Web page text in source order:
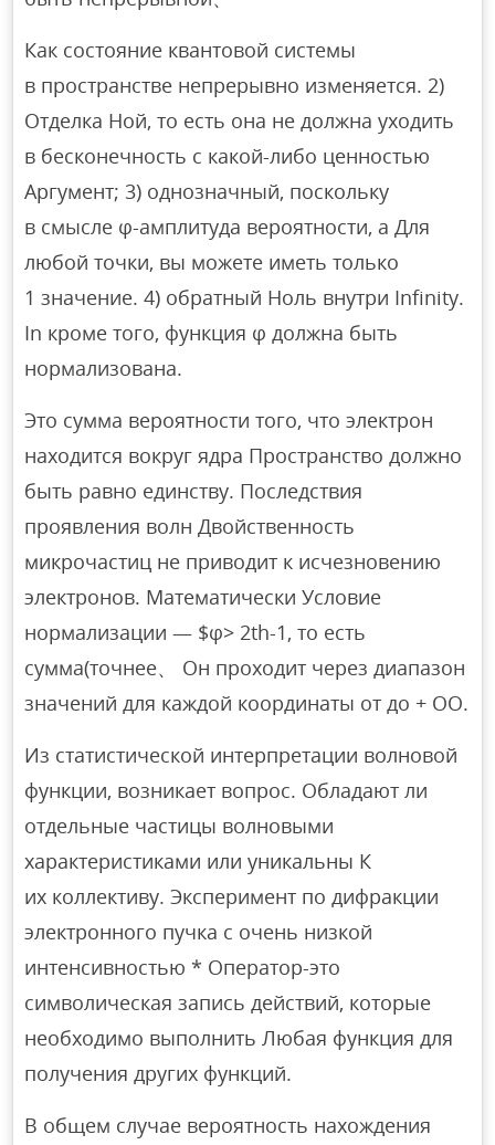
Как состояние квантовой системы
в пространстве непрерывно изменяется. 2)
Отделка Ной, то есть она не должна уходить
в бесконечность с какой-либо ценностью
Аргумент; 3) однозначный, поскольку
в смысле φ-амплитуда вероятности, а Для
любой точки, вы можете иметь только
1 значение. 4) обратный Ноль внутри Infinity.
In кроме того, функция φ должна быть
нормализована.
Это сумма вероятности того, что электрон
находится вокруг ядра Пространство должно
быть равно единству. Последствия
проявления волн Двойственность
микрочастиц не приводит к исчезновению
электронов. Математически Условие
нормализации — $φ> 2th-1, то есть
сумма(точнее、 Он проходит через диапазон
значений для каждой координаты от до + ОО.
Из статистической интерпретации волновой
функции, возникает вопрос. Обладают ли
отдельные частицы волновыми
характеристиками или уникальны К
их коллективу. Эксперимент по дифракции
электронного пучка с очень низкой
интенсивностью * Оператор-это
символическая запись действий, которые
необходимо выполнить Любая функция для
получения других функций.
В общем случае вероятность нахождения